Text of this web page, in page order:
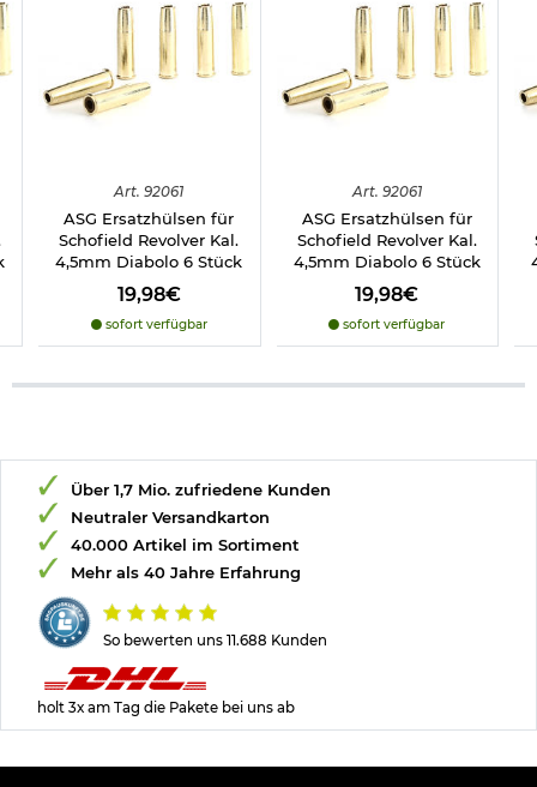
Art. 92061
ASG Ersatzhülsen für
Schofield Revolver Kal.
4,5mm Diabolo 6 Stück
19,98€
sofort verfügbar
Art. 92061
ASG Ersatzhülsen für
Schofield Revolver Kal.
4,5mm Diabolo 6 Stück
19,98€
sofort verfügbar
So bewerten uns 11.688 Kunden
Über 1,7 Mio. zufriedene Kunden
Neutraler Versandkarton
40.000 Artikel im Sortiment
Mehr als 40 Jahre Erfahrung
holt 3x am Tag die Pakete bei uns ab